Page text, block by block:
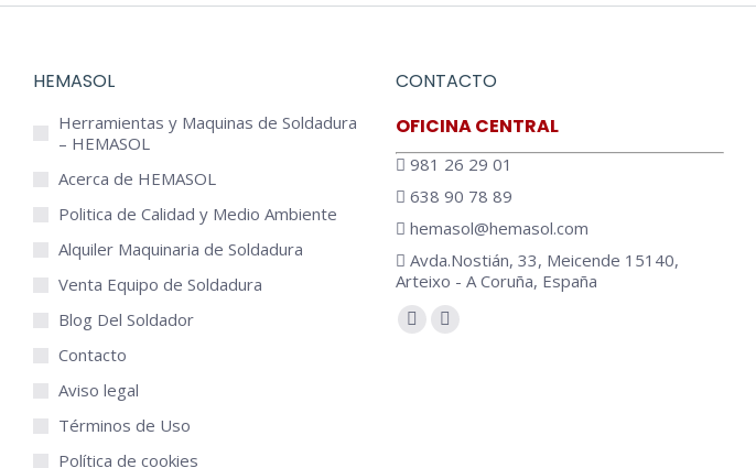
– GMAW
OK Autrod 16.95
Soldadura con Hilos
tubulares con protección
OK Tubrod 14.28 –
FCAW
OK Tubrod 15.30 – FCAW
OK Tubrod 15.31 – FCAW
Soldadura manual
con electrodos MMA-
HEMASOL
Herramientas y Maquinas de Soldadura
– HEMASOL
Acerca de HEMASOL
Politica de Calidad y Medio Ambiente
Alquiler Maquinaria de Soldadura
Venta Equipo de Soldadura
Blog Del Soldador
Contacto
Aviso legal
Términos de Uso
Política de cookies
CONTACTO
OFICINA CENTRAL
981 26 29 01
638 90 78 89
hemasol@hemasol.com
Avda.Nostián, 33, Meicende 15140,
Arteixo - A Coruña, España
Encuéntranos en: